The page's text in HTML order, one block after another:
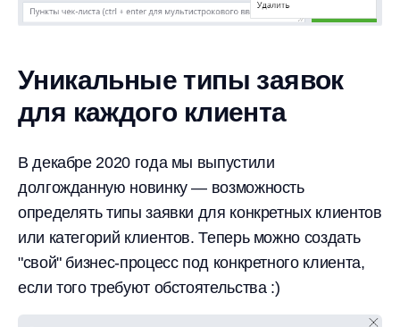
Уникальные типы заявок
для каждого клиента
В декабре 2020 года мы выпустили
долгожданную новинку — возможность
определять типы заявки для конкретных клиентов
или категорий клиентов. Теперь можно создать
"свой" бизнес-процесс под конкретного клиента,
если того требуют обстоятельства :)